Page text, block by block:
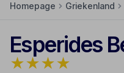
Homepage Griekenland
Esperides
★★★★